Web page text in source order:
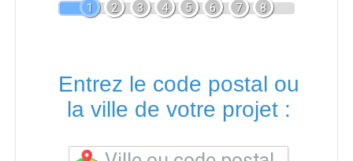
1 2 3 4 5 6 7 8
Entrez le code postal ou
la ville de votre projet :